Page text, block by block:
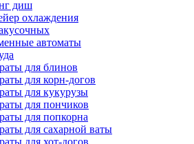
диш
охлаждения
автоматы
для блинов
для корн-догов
для кукурузы
для пончиков
для попкорна
для сахарной ваты
для хот-догов